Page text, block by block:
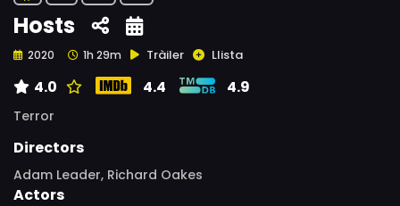
Hosts
2020 1h 29m Tràiler Llista
4.0 4.4 4.9
Terror
Directors
Adam Leader, Richard Oakes
Actors